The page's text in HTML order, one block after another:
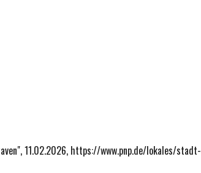
11.02.2026, https://www.pnp.de/lokales/stadt-